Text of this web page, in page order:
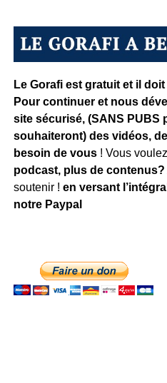
Le Gorafi est gratuit et il doit
Pour continuer et nous
site sécurisé, (SANS PUBS
souhaiteront) des vidéos,
besoin de vous ! Vous
podcast, plus de contenus?
soutenir ! en versant
notre Paypal